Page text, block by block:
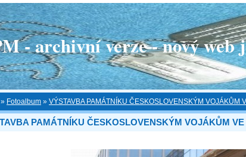
- archivní verze - nový web
» Fotoalbum » VÝSTAVBA PAMÁTNÍKU ČESKOSLOVENSKÝM VOJÁKŮM
PAMÁTNÍKU ČESKOSLOVENSKÝM VOJÁKŮM